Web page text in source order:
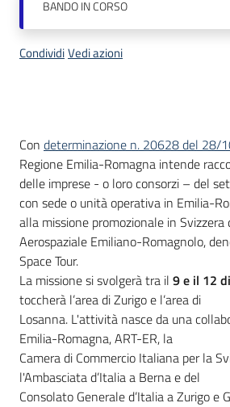
Seguici
BANDOIN CORSO
CondividiVedi azioni
Descrizione
Con determinazione n. 20628 del 28/
Regione Emilia-Romagna intende
delle imprese - o loro consorzi – del
con sede o unità operativa in Emilia-
alla missione promozionale in
Aerospaziale Emiliano-Romagnolo,
Space Tour.
La missione si svolgerà tra il 9 e il 12
toccherà l’area di Zurigo e l’area di
Losanna. L'attività nasce da una
Emilia-Romagna, ART-ER, la
Camera di Commercio Italiana per la
l'Ambasciata d’Italia a Berna e del
Consolato Generale d’Italia a Zurigo e